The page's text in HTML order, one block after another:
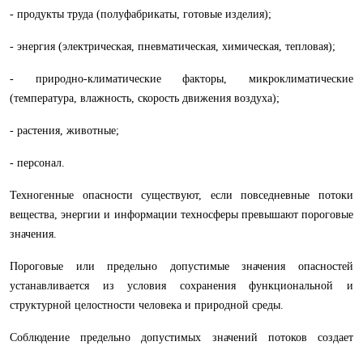
- продукты труда (полуфабрикаты, готовые изделия);
- энергия (электрическая, пневматическая, химическая, тепловая);
- природно-климатические факторы, микроклиматические
(температура, влажность, скорость движения воздуха);
- растения, животные;
- персонал.
Техногенные опасности существуют, если повседневные потоки
вещества, энергии и информации техносферы превышают пороговые
значения.
Пороговые или предельно допустимые значения опасностей
устанавливается из условия сохранения функциональной и
структурной целостности человека и природной среды.
Соблюдение предельно допустимых значений потоков создает